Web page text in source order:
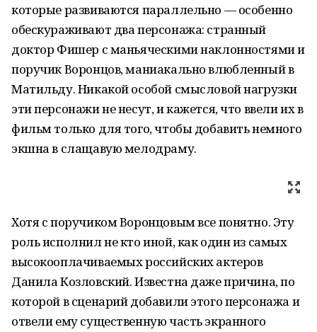
которые развиваются параллельно — особенно
обескураживают два персонажа: странный
доктор Фишер с маньяческими наклонностями и
поручик Воронцов, маниакально влюбленный в
Матильду. Никакой особой смысловой нагрузки
эти персонажи не несут, и кажется, что ввели их в
фильм только для того, чтобы добавить немного
экшна в слащавую мелодраму.
Хотя с поручиком Воронцовым все понятно. Эту
роль исполнил не кто иной, как один из самых
высокооплачиваемых российских актеров
Данила Козловский. Известна даже причина, по
которой в сценарий добавили этого персонажа и
отвели ему существенную часть экранного